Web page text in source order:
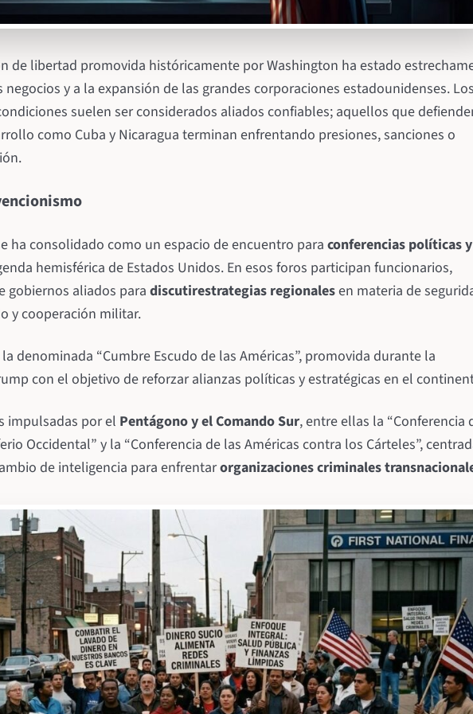
de libertad promovida históricamente por Washington ha estado
y a la expansión de las grandes corporaciones estadounidenses. Los
suelen ser considerados aliados confiables; aquellos que
como Cuba y Nicaragua terminan enfrentando presiones, sanciones o
ha consolidado como un espacio de encuentro para conferencias políticas
hemisférica de Estados Unidos. En esos foros participan funcionarios,
gobiernos aliados para discutirestrategias regionalesen materia de
y cooperación militar.
denominada “Cumbre Escudo de las Américas”, promovida durante la
con el objetivo de reforzar alianzas políticas y estratégicas en el
impulsadas por el Pentágono y el Comando Sur, entre ellas la “Conferencia
Occidental” y la “Conferencia de las Américas contra los Cárteles”,
de inteligencia para enfrentarorganizaciones criminales